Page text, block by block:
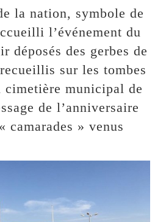
la nation, symbole de
l’événement du
déposés des gerbes de
sur les tombes
cimetière municipal de
de l’anniversaire
camarades » venus